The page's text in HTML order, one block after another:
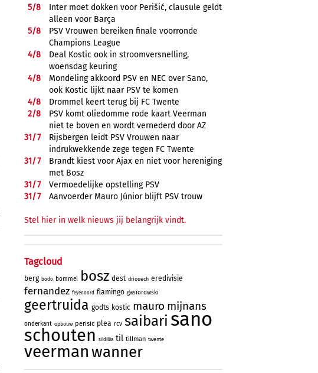
5/8
Inter moet dokken voor Perišić, clausule geldt
alleen voor Barça
5/8
PSV Vrouwen bereiken finale voorronde
Champions League
4/8
Deal Kostic ook in stroomversnelling,
woensdag keuring
4/8
Mondeling akkoord PSV en NEC over Sano,
ook Kostic lijkt naar PSV te komen
4/8
Drommel keert terug bij FC Twente
2/8
PSV komt oliedomme rode kaart Veerman
niet te boven en wordt vernederd door AZ
31/7
Rijsbergen leidt PSV Vrouwen naar
indrukwekkende zege tegen FC Twente
31/7
Brandt kiest voor Ajax en niet voor hereniging
met Bosz
31/7
Vermoedelijke opstelling PSV
31/7 Aanvoerder Mauro Júnior blijft PSV trouw
Stel hier in welk nieuws jij belangrijk vindt.
Tagcloud
berg bodo bommel bosz dest driouech eredivisie
fernandez feyenoord flamingo gasiorowski
geertruida godts kostic mauro mijnans
onderkant opbouw perisic plea rcv saibari sano
schouten sildillia til tillman twente
veermanwanner